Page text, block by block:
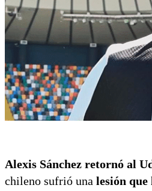
Alexis Sánchez retornó al
chileno sufrió una lesión